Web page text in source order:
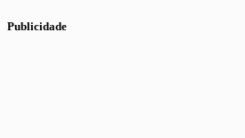
Publicidade